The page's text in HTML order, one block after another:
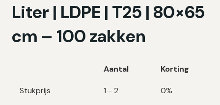
Liter | LDPE | T25 | 80×65
cm – 100 zakken
Aantal Korting
Stukprijs 1 - 2 0%